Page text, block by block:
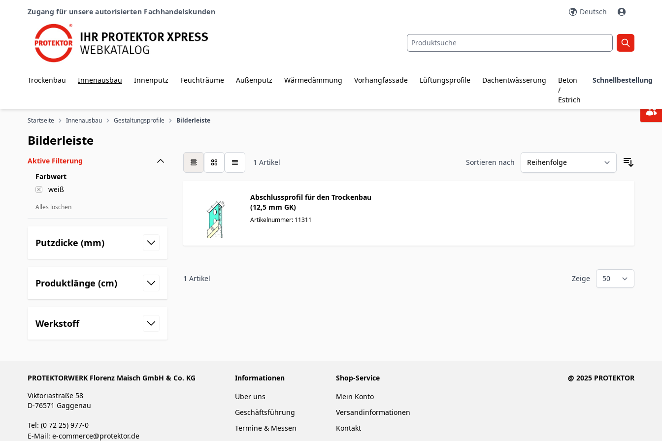
Zugang für unsere autorisierten Fachhandelskunden Deutsch
Trockenbau Innenausbau Innenputz Feuchträume Außenputz Wärmedämmung Vorhangfassade Lüftungsprofile Dachentwässerung
Beton
/
Estrich
Schnellbestellung
Startseite Innenausbau Gestaltungsprofile Bilderleiste
Bilderleiste
Aktive Filterung
Farbwert
weiß
Alles löschen
Putzdicke (mm)
Produktlänge (cm)
Werkstoff
1 Artikel
Tabelle Sortieren nach
Abschlussprofil für den Trockenbau
(12,5 mm GK)
Artikelnummer: 11311
1 Artikel Zeige
PROTEKTORWERK Florenz Maisch GmbH & Co. KG
Viktoriastraße 58
D-76571 Gaggenau
Tel: (0 72 25) 977-0
E-Mail: e-commerce@protektor.de
Informationen
Über uns
Geschäftsführung
Termine & Messen
Shop-Service
Mein Konto
Versandinformationen
Kontakt
@ 2025 PROTEKTOR